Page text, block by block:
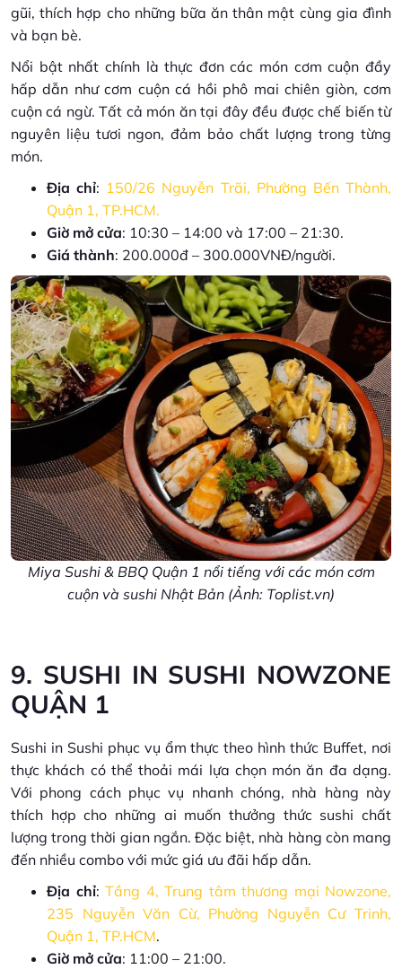
gũi, thích hợp cho những bữa ăn thân mật cùng gia đình
và bạn bè.
Nổi bật nhất chính là thực đơn các món cơm cuộn đầy
hấp dẫn như cơm cuộn cá hồi phô mai chiên giòn, cơm
cuộn cá ngừ. Tất cả món ăn tại đây đều được chế biến từ
nguyên liệu tươi ngon, đảm bảo chất lượng trong từng
món.
Địa chỉ: 150/26 Nguyễn Trãi, Phường Bến Thành,
Quận 1, TP.HCM.
Giờ mở cửa: 10:30 – 14:00 và 17:00 – 21:30.
Giá thành: 200.000đ – 300.000VNĐ/người.
Miya Sushi & BBQ Quận 1 nổi tiếng với các món cơm
cuộn và sushi Nhật Bản (Ảnh: Toplist.vn)
9. SUSHI IN SUSHI NOWZONE
QUẬN 1
Sushi in Sushi phục vụ ẩm thực theo hình thức Buffet, nơi
thực khách có thể thoải mái lựa chọn món ăn đa dạng.
Với phong cách phục vụ nhanh chóng, nhà hàng này
thích hợp cho những ai muốn thưởng thức sushi chất
lượng trong thời gian ngắn. Đặc biệt, nhà hàng còn mang
đến nhiều combo với mức giá ưu đãi hấp dẫn.
Địa chỉ: Tầng 4, Trung tâm thương mại Nowzone,
235 Nguyễn Văn Cừ, Phường Nguyễn Cư Trinh,
Quận 1, TP.HCM.
Giờ mở cửa: 11:00 – 21:00.